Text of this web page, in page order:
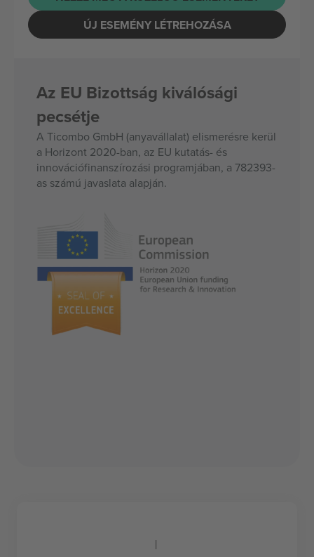
ÚJ ESEMÉNY LÉTREHOZÁSA
Az EU Bizottság kiválósági
pecsétje
A Ticombo GmbH (anyavállalat) elismerésre kerül
a Horizont 2020-ban, az EU kutatás- és
innovációfinanszírozási programjában, a 782393-
as számú javaslata alapján.